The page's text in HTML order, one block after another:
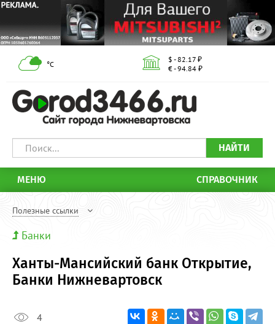
°С
$ - 82.17 ₽
€ - 94.84 ₽
НАЙТИ
МЕНЮ СПРАВОЧНИК
Полезные ссылки
Банки
Ханты-Мансийский банк Открытие,
Банки Нижневартовск
4